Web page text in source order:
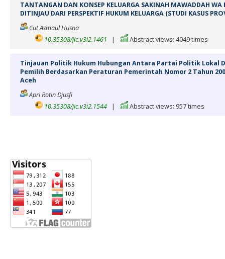
TANTANGAN DAN KONSEP KELUARGA SAKINAH MAWADDAH WA
DITINJAU DARI PERSPEKTIF HUKUM KELUARGA (STUDI KASUS
Cut Asmaul Husna
10.35308/jic.v3i2.1461
| Abstract views: 4049 times
Tinjauan Politik Hukum Hubungan Antara Partai Politik Lokal
Pemilih Berdasarkan Peraturan Pemerintah Nomor 2 Tahun
Aceh
Apri Rotin Djusfi
10.35308/jic.v3i2.1544
| Abstract views: 957 times